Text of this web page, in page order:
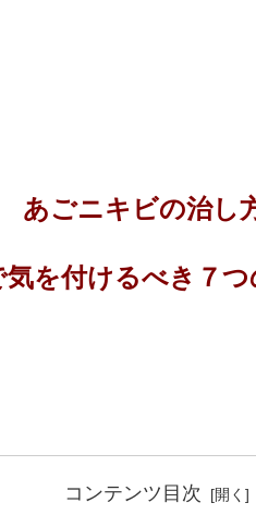
あごニキビの治し
気を付けるべき７つ
コンテンツ目次